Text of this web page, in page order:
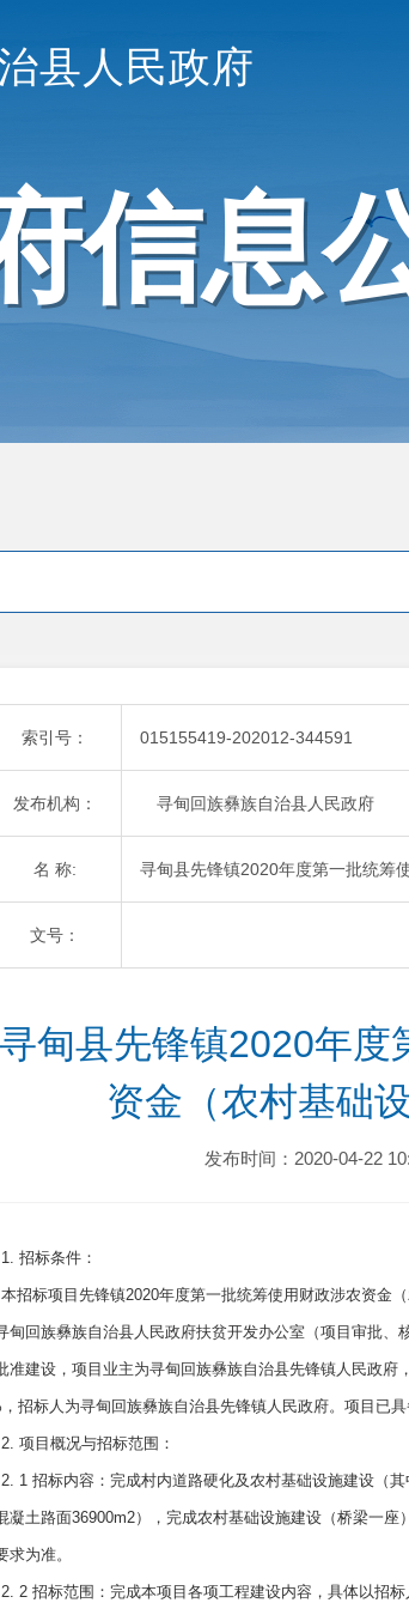
县人民政府
信息
索引号： 015155419-202012-344591
发布机构： 寻甸回族彝族自治县人民政府
名 称: 寻甸县先锋镇2020年度第一批统筹
文号：
寻甸县先锋镇2020年度
资金（农村基础
发布时间：2020-04-22
1. 招标条件：
本招标项目先锋镇2020年度第一批统筹使用财政涉农资金
甸回族彝族自治县人民政府扶贫开发办公室（项目审批
准建设，项目业主为寻甸回族彝族自治县先锋镇人民政
招标人为寻甸回族彝族自治县先锋镇人民政府。项目已
2. 项目概况与招标范围：
2. 1 招标内容：完成村内道路硬化及农村基础设施建设（
凝土路面36900m2），完成农村基础设施建设（桥梁一
求为准。
2. 2 招标范围：完成本项目各项工程建设内容，具体以招